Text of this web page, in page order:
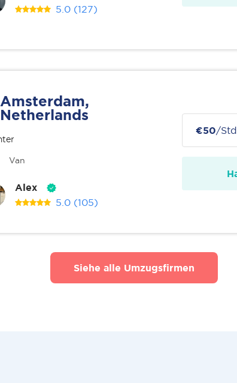
5.0 (127)
Amsterdam,
Netherlands
Van
Alex
5.0 (105)
€50/Std
Siehe alle Umzugsfirmen